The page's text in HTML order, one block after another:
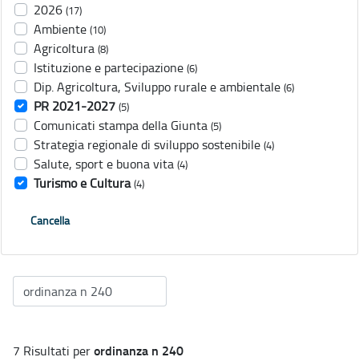
2026 (17)
Ambiente (10)
Agricoltura (8)
Istituzione e partecipazione (6)
Dip. Agricoltura, Sviluppo rurale e ambientale (6)
PR 2021-2027 (5)
Comunicati stampa della Giunta (5)
Strategia regionale di sviluppo sostenibile (4)
Salute, sport e buona vita (4)
Turismo e Cultura (4)
Cancella
7 Risultati perordinanza n 240